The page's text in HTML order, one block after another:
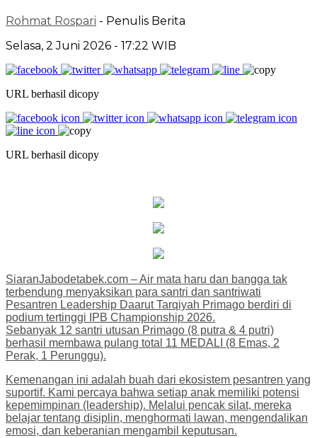
Rohmat Rospari - Penulis Berita
Selasa, 2 Juni 2026 - 17:22 WIB
URL berhasil dicopy
URL berhasil dicopy
SiaranJabodetabek.com – Air mata haru dan bangga tak
terbendung menyaksikan para santri dan santriwati
Pesantren Leadership Daarut Tarqiyah Primago berdiri di
podium tertinggi IPB Championship 2026.
Sebanyak 12 santri utusan Primago (8 putra & 4 putri)
berhasil membawa pulang total 11 MEDALI (8 Emas, 2
Perak, 1 Perunggu).
Kemenangan ini adalah buah dari ekosistem pesantren yang
suportif. Kami percaya bahwa setiap anak memiliki potensi
kepemimpinan (leadership). Melalui pencak silat, mereka
belajar tentang disiplin, menghormati lawan, mengendalikan
emosi, dan keberanian mengambil keputusan.